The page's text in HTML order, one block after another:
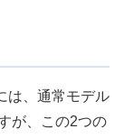
は、通常モデル
が、この2つの